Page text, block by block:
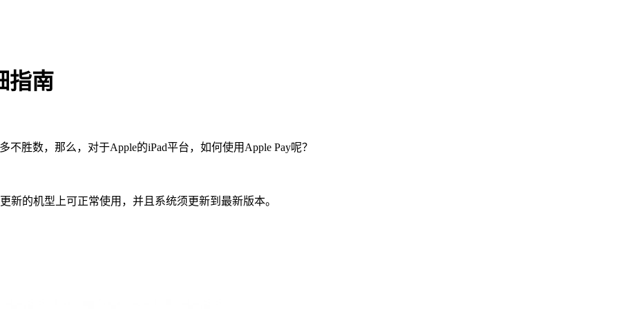
指南
胜数，那么，对于Apple的iPad平台，如何使用Apple Pay呢？
新的机型上可正常使用，并且系统须更新到最新版本。